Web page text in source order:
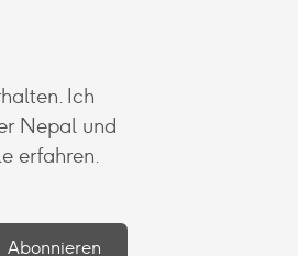
Ich
Nepal und
erfahren.